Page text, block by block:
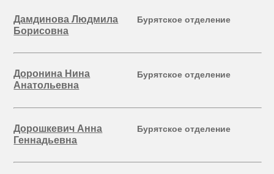
Дамдинова Людмила
Борисовна
Бурятское отделение
Доронина Нина
Анатольевна
Бурятское отделение
Дорошкевич Анна
Геннадьевна
Бурятское отделение